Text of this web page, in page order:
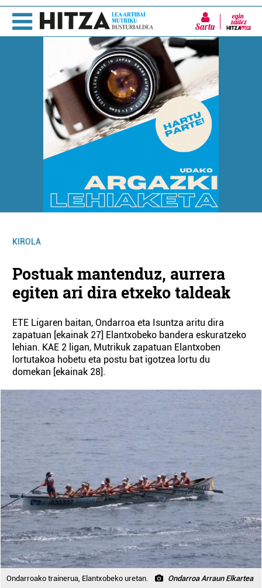
Sartu
KIROLA
Postuak mantenduz, aurrera
egiten ari dira etxeko taldeak
ETE Ligaren baitan, Ondarroa eta Isuntza aritu dira
zapatuan [ekainak 27] Elantxobeko bandera eskuratzeko
lehian. KAE 2 ligan, Mutrikuk zapatuan Elantxoben
lortutakoa hobetu eta postu bat igotzea lortu du
domekan [ekainak 28].
Ondarroako trainerua, Elantxobeko uretan. Ondarroa Arraun Elkartea